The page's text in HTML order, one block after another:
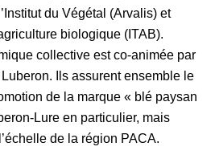
du Végétal (Arvalis) et
biologique (ITAB).
collective est co-animée par
Ils assurent ensemble le
de la marque « blé paysan
Lure en particulier, mais
de la région PACA.